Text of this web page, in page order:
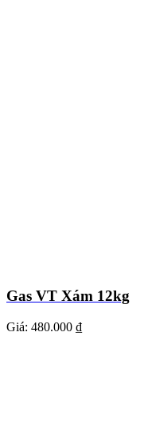
Gas VT Xám 12kg
Giá: 480.000 ₫